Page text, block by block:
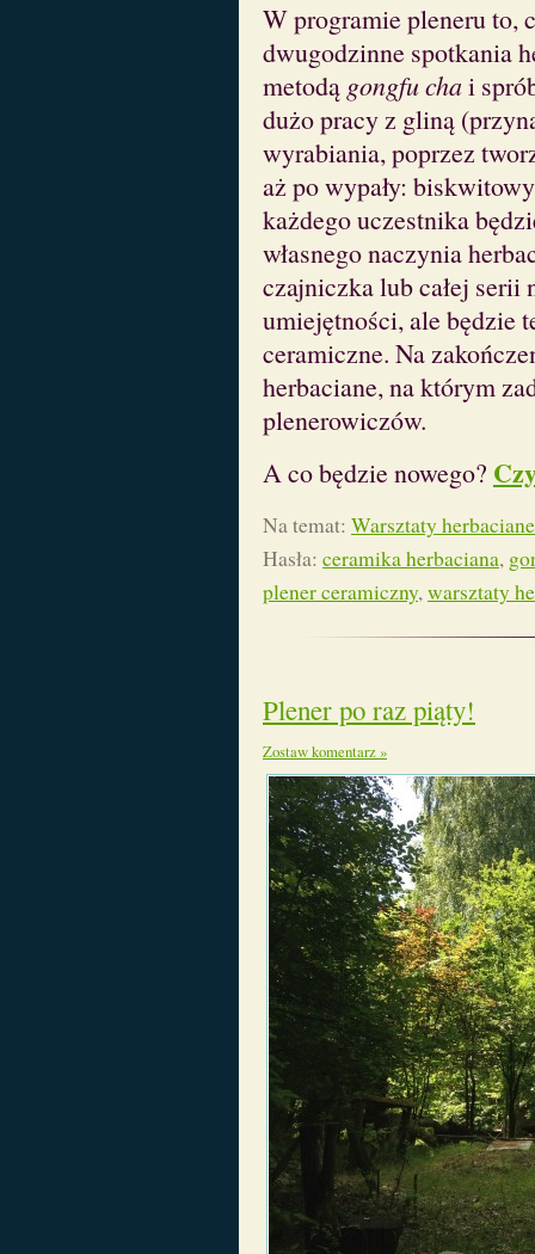
W programie pleneru to,
dwugodzinne spotkania
metodą gongfu chai
dużo pracy z gliną
wyrabiania, poprzez
aż po wypały:
każdego uczestnika
własnego naczynia
czajniczka lub całej serii
umiejętności, ale będzie
ceramiczne. Na
herbaciane, na którym
plenerowiczów.
A co będzie nowego?
Na temat: Warsztaty herbaciane
Hasła: ceramika herbaciana,
plener ceramiczny,warsztaty
Plener po raz piąty!
Zostaw komentarz »